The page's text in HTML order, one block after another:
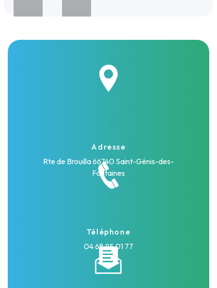
Adresse
Rte de Brouilla66740 Saint-Génis-des-
Fontaines
Téléphone
04 68 95 01 77